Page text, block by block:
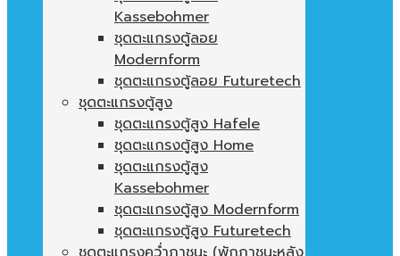
Kassebohmer
ชุดตะแกรงตู้ลอย
Modernform
ชุดตะแกรงตู้ลอย Futuretech
ชุดตะแกรงตู้สูง
ชุดตะแกรงตู้สูง Hafele
ชุดตะแกรงตู้สูง Home
ชุดตะแกรงตู้สูง
Kassebohmer
ชุดตะแกรงตู้สูง Modernform
ชุดตะแกรงตู้สูง Futuretech